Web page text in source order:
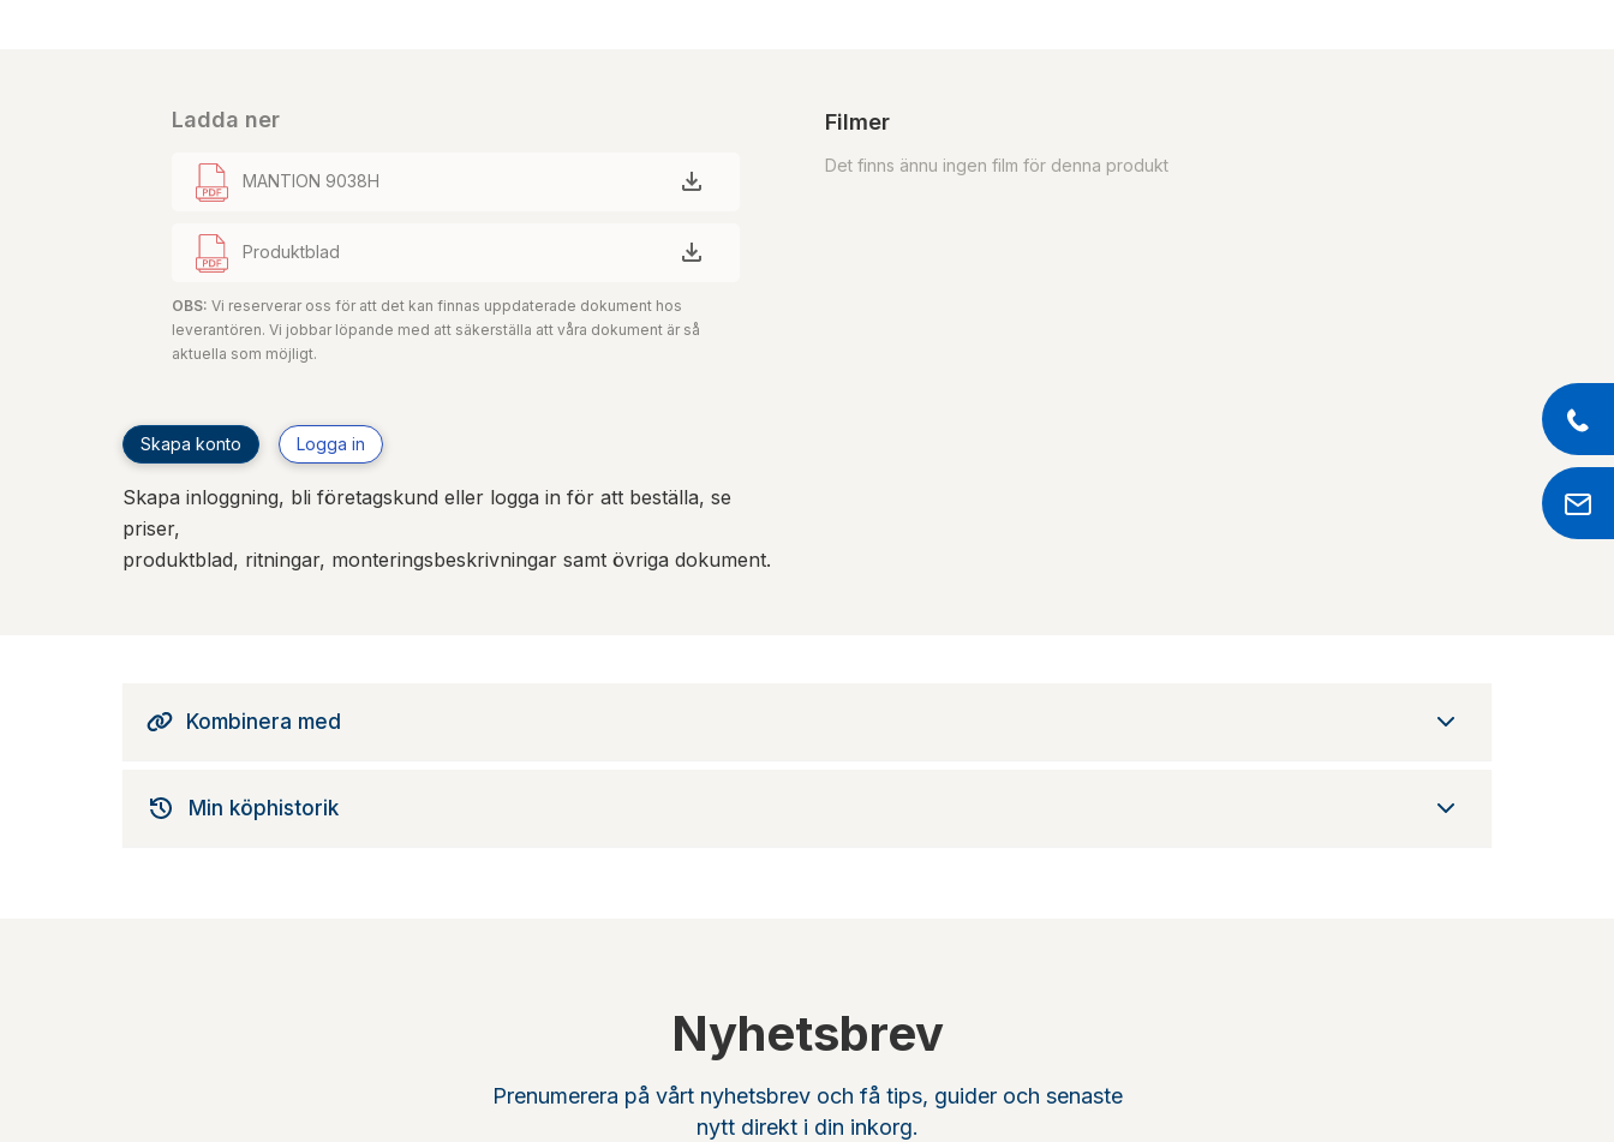
Ladda ner
MANTION 9038H
Produktblad
OBS: Vi reserverar oss för att det kan finnas uppdaterade dokument hos
leverantören. Vi jobbar löpande med att säkerställa att våra dokument är så
aktuella som möjligt.
Skapa konto Logga in
Skapa inloggning, bli företagskund eller logga in för att beställa, se
priser,
produktblad, ritningar, monteringsbeskrivningar samt övriga dokument.
Filmer
Det finns ännu ingen film för denna produkt
Kombinera med
Min köphistorik
Nyhetsbrev
Prenumerera på vårt nyhetsbrev och få tips, guider och senaste
nytt direkt i din inkorg.